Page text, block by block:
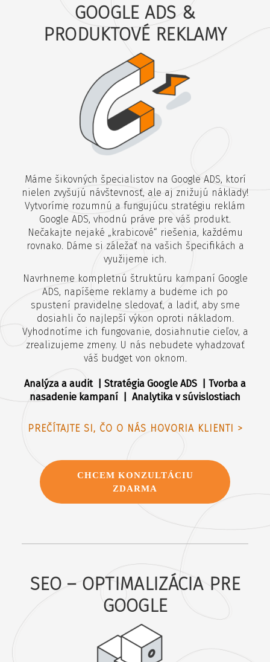
GOOGLE ADS &
PRODUKTOVÉ REKLAMY
Máme šikovných špecialistov na Google ADS, ktorí
nielen zvyšujú návštevnosť, ale aj znižujú náklady!
Vytvoríme rozumnú a fungujúcu stratégiu reklám
Google ADS, vhodnú práve pre váš produkt.
Nečakajte nejaké „krabicové“ riešenia, každému
rovnako. Dáme si záležať na vašich špecifikách a
využijeme ich.
Navrhneme kompletnú štruktúru kampaní Google
ADS, napíšeme reklamy a budeme ich po
spustení pravidelne sledovať, a ladiť, aby sme
dosiahli čo najlepší výkon oproti nákladom.
Vyhodnotíme ich fungovanie, dosiahnutie cieľov, a
zrealizujeme zmeny. U nás nebudete vyhadzovať
váš budget von oknom.
Analýza a audit | Stratégia Google ADS | Tvorba a
nasadenie kampaní | Analytika v súvislostiach
PREČÍTAJTE SI, ČO O NÁS HOVORIA KLIENTI >
CHCEM KONZULTÁCIU
ZDARMA
SEO – OPTIMALIZÁCIA PRE
GOOGLE